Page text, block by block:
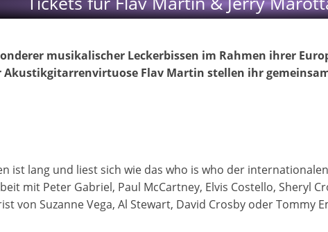
musikalischer Leckerbissen im Rahmen ihrer
Flav Martin stellen ihr
ist lang und liest sich wie das who is who der
mit Peter Gabriel, Paul McCartney, Elvis Costello, Sheryl
von Suzanne Vega, Al Stewart, David Crosby oder Tommy